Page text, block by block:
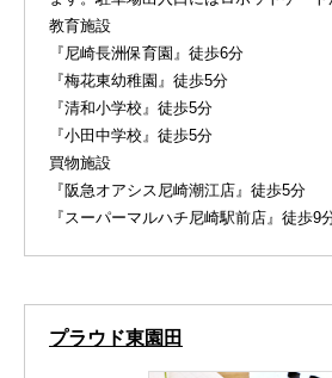
教育施設
『尼崎長洲保育園』徒歩6分
『梅花東幼稚園』徒歩5分
『清和小学校』徒歩5分
『小田中学校』徒歩5分
買物施設
『阪急オアシス尼崎潮江店』徒歩5分
『スーパーマルハチ尼崎駅前店』徒歩9
プラウド東園田